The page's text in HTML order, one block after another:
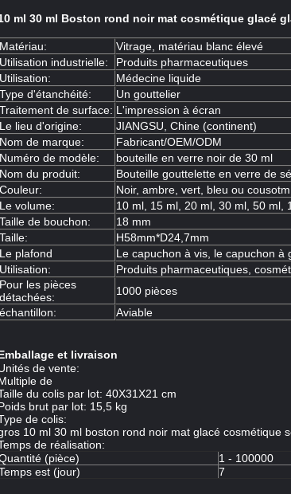
ml 30 ml Boston rond noir mat cosmétique glacé
Matériau:
Vitrage, matériau blanc élevé
Utilisation industrielle:
Produits pharmaceutiques
Utilisation:
Médecine liquide
Type d'étanchéité:
Un gouttelier
Traitement de surface: L'impression à écran
Le lieu d'origine:
JIANGSU, Chine (continent)
Nom de marque:
Fabricant/OEM/ODM
Numéro de modèle:
bouteille en verre noir de 30 ml
Nom du produit:
Bouteille gouttelette en verre de
Couleur:
Noir, ambre, vert, bleu ou cousotm
Le volume:
10 ml, 15 ml, 20 ml, 30 ml, 50 ml,
Taille de bouchon:
18 mm
Taille:
H58mm*D24,7mm
Le plafond
Le capuchon à vis, le capuchon à
Utilisation:
Produits pharmaceutiques,
Pour les pièces
détachées:
1000 pièces
échantillon:
Aviable
et livraison
de vente:
de
du colis par lot: 40X31X21 cm
brut par lot: 15,5 kg
de colis:
10 ml 30 ml boston rond noir mat glacé cosmétique
de réalisation:
(pièce)
1 - 100000
est (jour)
7